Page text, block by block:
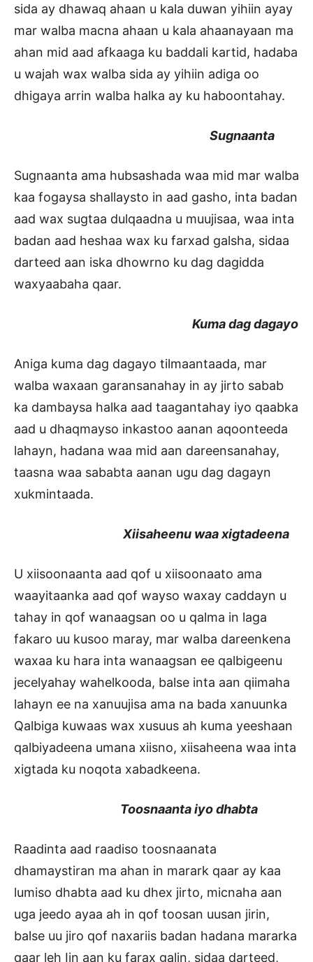
sida ay dhawaq ahaan u kala duwan yihiin ayay
mar walba macna ahaan u kala ahaanayaan ma
ahan mid aad afkaaga ku baddali kartid, hadaba
u wajah wax walba sida ay yihiin adiga oo
dhigaya arrin walba halka ay ku haboontahay.
Sugnaanta
Sugnaanta ama hubsashada waa mid mar walba
kaa fogaysa shallaysto in aad gasho, inta badan
aad wax sugtaa dulqaadna u muujisaa, waa inta
badan aad heshaa wax ku farxad galsha, sidaa
darteed aan iska dhowrno ku dag dagidda
waxyaabaha qaar.
Kuma dag dagayo
Aniga kuma dag dagayo tilmaantaada, mar
walba waxaan garansanahay in ay jirto sabab
ka dambaysa halka aad taagantahay iyo qaabka
aad u dhaqmayso inkastoo aanan aqoonteeda
lahayn, hadana waa mid aan dareensanahay,
taasna waa sababta aanan ugu dag dagayn
xukmintaada.
Xiisaheenu waa xigtadeena
U xiisoonaanta aad qof u xiisoonaato ama
waayitaanka aad qof wayso waxay caddayn u
tahay in qof wanaagsan oo u qalma in laga
fakaro uu kusoo maray, mar walba dareenkena
waxaa ku hara inta wanaagsan ee qalbigeenu
jecelyahay wahelkooda, balse inta aan qiimaha
lahayn ee na xanuujisa ama na bada xanuunka
Qalbiga kuwaas wax xusuus ah kuma yeeshaan
qalbiyadeena umana xiisno, xiisaheena waa inta
xigtada ku noqota xabadkeena.
Toosnaanta iyo dhabta
Raadinta aad raadiso toosnaanata
dhamaystiran ma ahan in marark qaar ay kaa
lumiso dhabta aad ku dhex jirto, micnaha aan
uga jeedo ayaa ah in qof toosan uusan jirin,
balse uu jiro qof naxariis badan hadana mararka
qaar leh Iin aan ku farax galin, sidaa darteed,